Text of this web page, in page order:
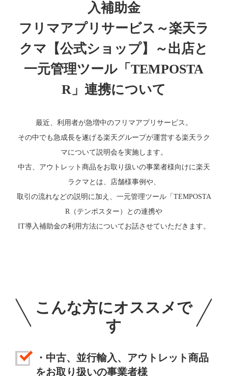
入補助金
フリマアプリサービス～楽天ラ
クマ【公式ショップ】～出店と
一元管理ツール「TEMPOSTA
R」連携について
最近、利用者が急増中のフリマアプリサービス。
その中でも急成長を遂げる楽天グループが運営する楽天ラク
マについて説明会を実施します。
中古、アウトレット商品をお取り扱いの事業者様向けに楽天
ラクマとは、店舗様事例や、
取引の流れなどの説明に加え、一元管理ツール「TEMPOSTA
R（テンポスター）との連携や
IT導入補助金の利用方法についてお話させていただきます。
こんな方にオススメで
す
・中古、並行輸入、アウトレット商品
をお取り扱いの事業者様